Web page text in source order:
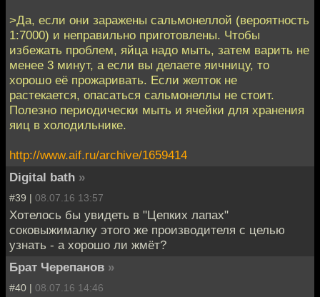
>Да, если они заражены сальмонеллой (вероятность
1:7000) и неправильно приготовлены. Чтобы
избежать проблем, яйца надо мыть, затем варить не
менее 3 минут, а если вы делаете яичницу, то
хорошо её прожаривать. Если желток не
растекается, опасаться сальмонеллы не стоит.
Полезно периодически мыть и ячейки для хранения
яиц в холодильнике.
http://www.aif.ru/archive/1659414
Digital bath »
#39 | 08.07.16 13:57
Хотелось бы увидеть в "Цепких лапах"
соковыжималку этого же производителя с целью
узнать - а хорошо ли жмёт?
Брат Черепанов »
#40 | 08.07.16 14:46